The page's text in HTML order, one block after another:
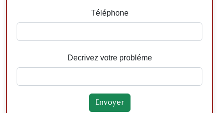
Téléphone
Decrivez votre probléme